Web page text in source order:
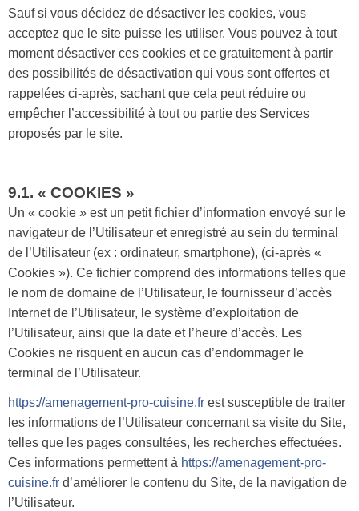
Sauf si vous décidez de désactiver les cookies, vous
acceptez que le site puisse les utiliser. Vous pouvez à tout
moment désactiver ces cookies et ce gratuitement à partir
des possibilités de désactivation qui vous sont offertes et
rappelées ci-après, sachant que cela peut réduire ou
empêcher l’accessibilité à tout ou partie des Services
proposés par le site.
9.1. « COOKIES »
Un « cookie » est un petit fichier d’information envoyé sur le
navigateur de l’Utilisateur et enregistré au sein du terminal
de l’Utilisateur (ex : ordinateur, smartphone), (ci-après «
Cookies »). Ce fichier comprend des informations telles que
le nom de domaine de l’Utilisateur, le fournisseur d’accès
Internet de l’Utilisateur, le système d’exploitation de
l’Utilisateur, ainsi que la date et l’heure d’accès. Les
Cookies ne risquent en aucun cas d’endommager le
terminal de l’Utilisateur.
https://amenagement-pro-cuisine.fr est susceptible de traiter
les informations de l’Utilisateur concernant sa visite du Site,
telles que les pages consultées, les recherches effectuées.
Ces informations permettent à https://amenagement-pro-
cuisine.fr d’améliorer le contenu du Site, de la navigation de
l’Utilisateur.